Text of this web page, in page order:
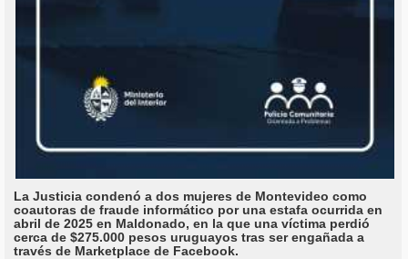
La Justicia condenó a dos mujeres de Montevideo como
coautoras de fraude informático por una estafa ocurrida en
abril de 2025 en Maldonado, en la que una víctima perdió
cerca de $275.000 pesos uruguayos tras ser engañada a
través de Marketplace de Facebook.